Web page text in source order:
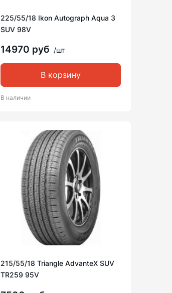
225/55/18 Ikon Autograph Aqua 3
SUV 98V
14970 руб /шт
В корзину
В наличии
215/55/18 Triangle AdvanteX SUV
TR259 95V